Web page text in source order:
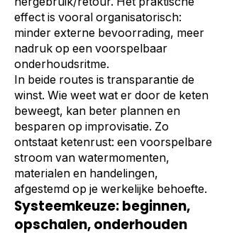
effect is vooral organisatorisch:
minder externe bevoorrading, meer
nadruk op een voorspelbaar
onderhoudsritme.
In beide routes is transparantie de
winst. Wie weet wat er door de keten
beweegt, kan beter plannen en
besparen op improvisatie. Zo
ontstaat ketenrust: een voorspelbare
stroom van watermomenten,
materialen en handelingen,
afgestemd op je werkelijke behoefte.
Systeemkeuze: beginnen,
opschalen, onderhouden